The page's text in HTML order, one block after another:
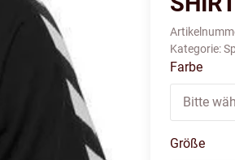
Kategorie:
Farbe
Bitte
Größe